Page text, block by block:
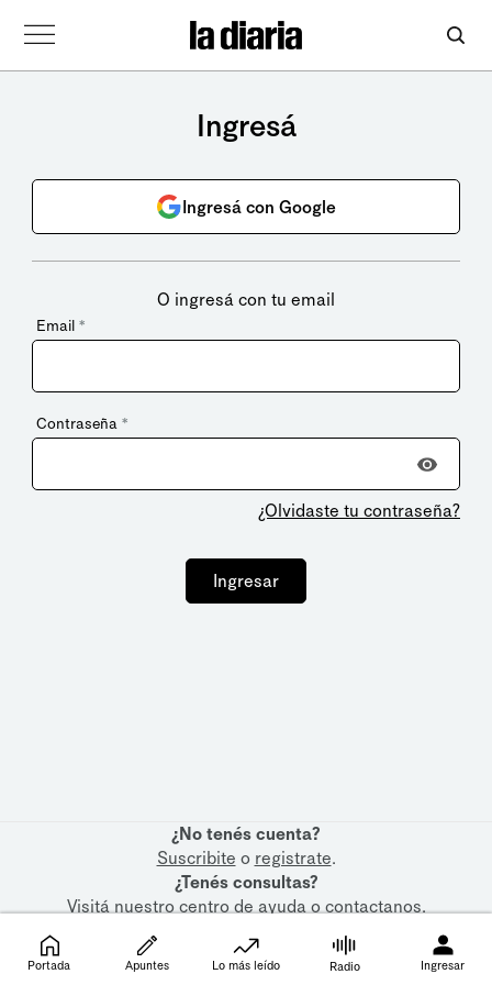
Ingresá
Ingresá con Google
O ingresá con tu email
Email *
Contraseña *
¿Olvidaste tu contraseña?
Ingresar
¿No tenés cuenta?
Suscribite o registrate.
¿Tenés consultas?
Visitá nuestrocentro de ayudaocontactanos.
Portada Apuntes Lo más leído Radio Ingresar